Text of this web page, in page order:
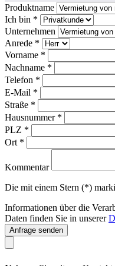
Produktname
Ich bin *
Unternehmen
Anrede *
Vorname *
Nachname *
Telefon *
E-Mail *
Straße *
Hausnummer *
PLZ *
Ort *
Kommentar
Die mit einem Stern (*)
Informationen über die
Daten finden Sie in unserer
Anfrage senden